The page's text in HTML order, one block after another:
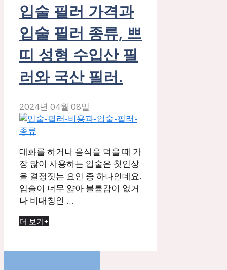
입술 필러 가격과
입술 필러 종류, 쁘
띠 성형 수입산 필
러와 국산 필러.
2024년 04월 08일
대화를 하거나 음식을 먹을 때 가
장 많이 사용하는 입술은 첫인상
을 결정짓는 요인 중 하나인데요.
입술이 너무 얇아 볼륨감이 없거
나 비대칭인 …
더 보기+